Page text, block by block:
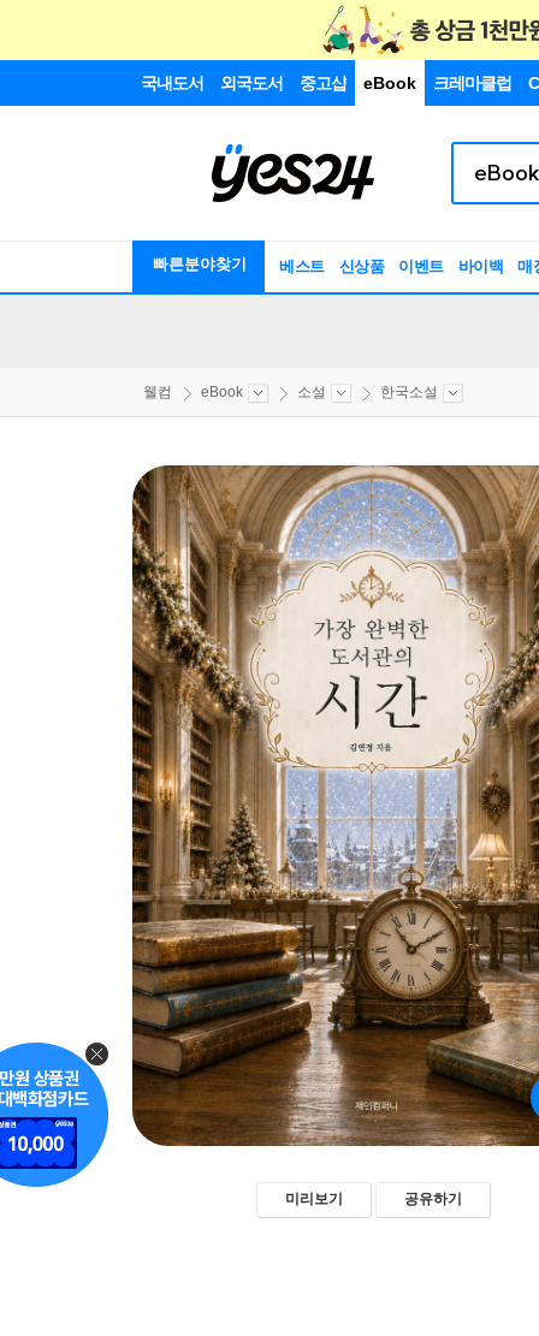
국내도서 외국도서 중고샵 eBook 크레마클럽
빠른분야찾기 베스트 신상품 이벤트 바이백 매
웰컴 eBook 소설 한국소설
미리보기 공유하기